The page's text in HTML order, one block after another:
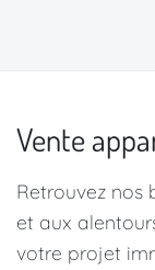
Vente
Retrouvez nos
et aux
votre projet